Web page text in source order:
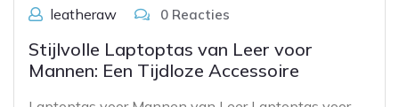
leatheraw 0 Reacties
Stijlvolle Laptoptas van Leer voor
Mannen: Een Tijdloze Accessoire